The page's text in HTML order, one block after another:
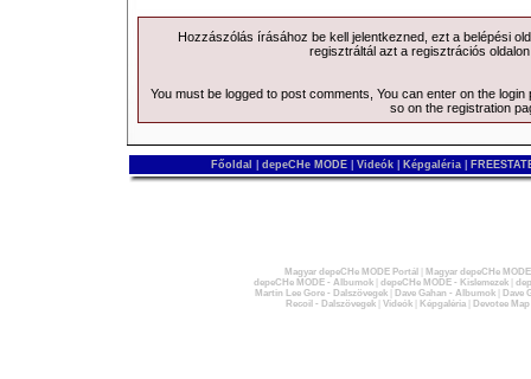
Hozzászólás írásához be kell jelentkezned, ezt a belépési
regisztráltál azt a regisztrációs
You must be logged to post comments, You can enter on the login
so on the registration
Főoldal depeCHe MODE Videók Képgaléria
Magyar depeCHe MODE Portál
Magyar depeCHe
depeCHe MODE - Albumok| depeCHe MODE - Kislemezek|
Martin Lee Gore - Dalszövegek| Dave Gahan - Albumok|
Dave
Recoil - Dalszövegek| Videók| Képgaléria| Devotee Map